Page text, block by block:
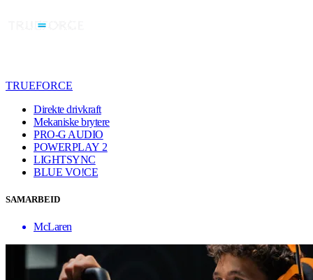
TRUEFORCE
Direkte drivkraft
Mekaniske brytere
PRO-G AUDIO
POWERPLAY 2
LIGHTSYNC
BLUE VO!CE
SAMARBEID
McLaren